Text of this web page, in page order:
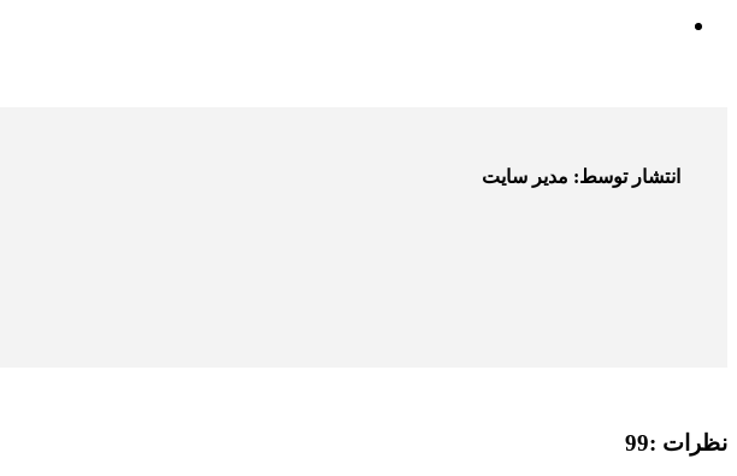
انتشار توسط: مدیر سایت
نظرات :99